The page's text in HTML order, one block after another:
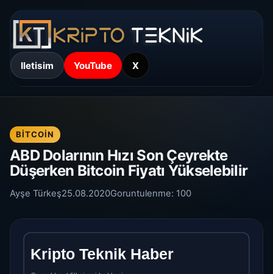
Iletisim YouTube X
BITCOIN
ABD Dolarının Hızı Son Çeyrekte
Düşerken Bitcoin Fiyatı Yükselebilir
Ayşe Türkeş25.08.2020Goruntulenme: 100